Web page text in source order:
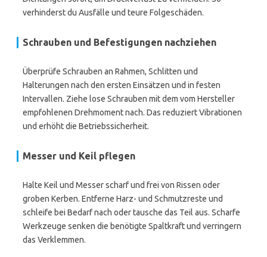
verhinderst du Ausfälle und teure Folgeschäden.
Schrauben und Befestigungen nachziehen
Überprüfe Schrauben an Rahmen, Schlitten und
Halterungen nach den ersten Einsätzen und in festen
Intervallen. Ziehe lose Schrauben mit dem vom Hersteller
empfohlenen Drehmoment nach. Das reduziert Vibrationen
und erhöht die Betriebssicherheit.
Messer und Keil pflegen
Halte Keil und Messer scharf und frei von Rissen oder
groben Kerben. Entferne Harz- und Schmutzreste und
schleife bei Bedarf nach oder tausche das Teil aus. Scharfe
Werkzeuge senken die benötigte Spaltkraft und verringern
das Verklemmen.